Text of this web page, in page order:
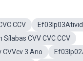
CCV
Sílabas CVV CVC CCV
CVVcv 3 Ano